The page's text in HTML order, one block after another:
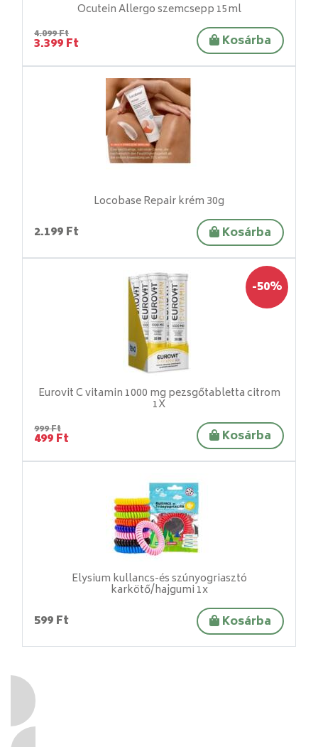
Ocutein Allergo szemcsepp 15ml
4.099 Ft
3.399 Ft Kosárba
Locobase Repair krém 30g
2.199 Ft Kosárba
-50%
Eurovit C vitamin 1000 mg pezsgőtabletta citrom
1X
999 Ft
499 Ft Kosárba
Elysium kullancs-és szúnyogriasztó
karkötő/hajgumi 1x
599 Ft Kosárba